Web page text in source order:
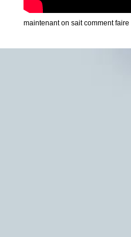
maintenant on sait comment faire